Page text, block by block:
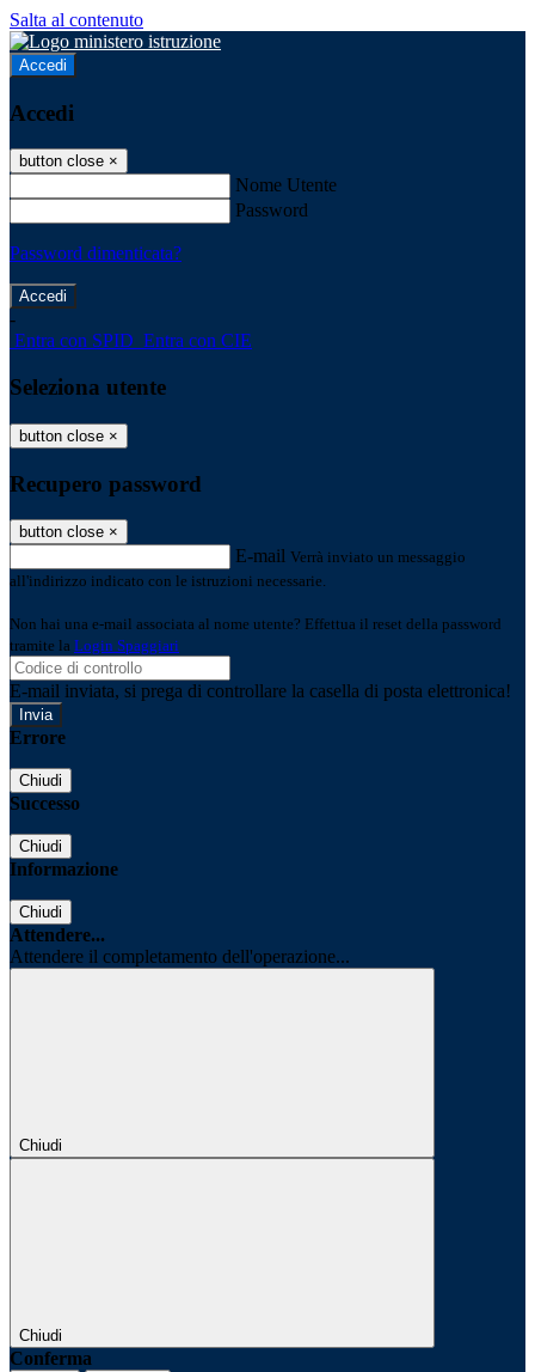
Salta al contenuto
Accedi
Accedi
button close ×
Nome Utente
Password
Password dimenticata?
-
Entra con SPID Entra con CIE
Seleziona utente
button close ×
Recupero password
button close ×
E-mail Verrà inviato un messaggio
all'indirizzo indicato con le istruzioni necessarie.
Non hai una e-mail associata al nome utente? Effettua il reset della password
tramite la Login Spaggiari
E-mail inviata, si prega di controllare la casella di posta elettronica!
Errore
Chiudi
Successo
Chiudi
Informazione
Chiudi
Attendere...
Attendere il completamento dell'operazione...
Chiudi
Chiudi
Conferma